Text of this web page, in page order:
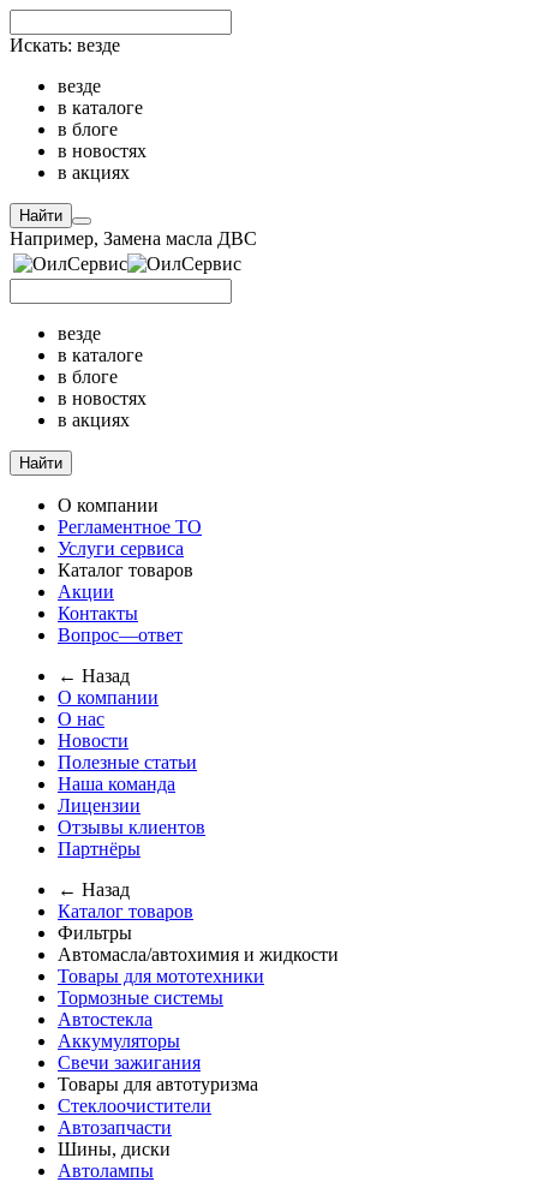
Искать: везде
везде
в каталоге
в блоге
в новостях
в акциях
Найти
Например, Замена масла ДВС
везде
в каталоге
в блоге
в новостях
в акциях
Найти
О компании
Регламентное ТО
Услуги сервиса
Каталог товаров
Акции
Контакты
Вопрос—ответ
← Назад
О компании
О нас
Новости
Полезные статьи
Наша команда
Лицензии
Отзывы клиентов
Партнёры
← Назад
Каталог товаров
Фильтры
Автомасла/автохимия и жидкости
Товары для мототехники
Тормозные системы
Автостекла
Аккумуляторы
Свечи зажигания
Товары для автотуризма
Стеклоочистители
Автозапчасти
Шины, диски
Автолампы